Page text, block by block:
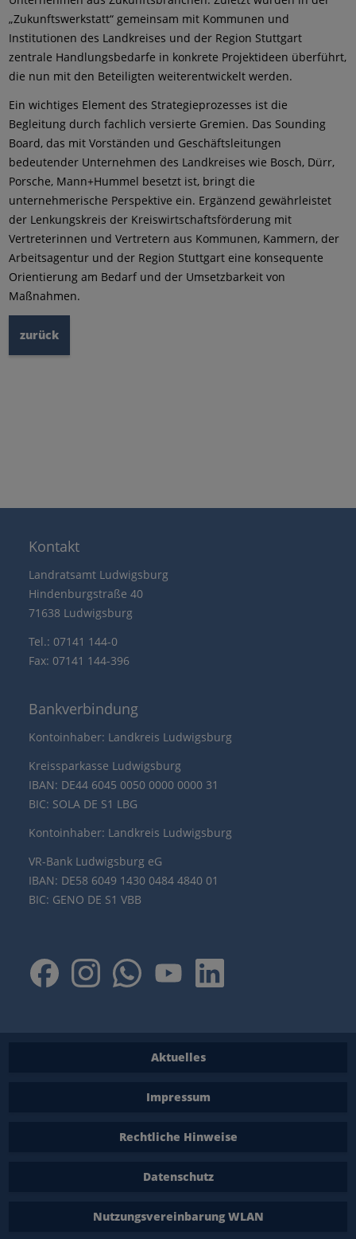
„Zukunftswerkstatt“ gemeinsam mit Kommunen und
Institutionen des Landkreises und der Region Stuttgart
zentrale Handlungsbedarfe in konkrete Projektideen überführt,
die nun mit den Beteiligten weiterentwickelt werden.
Ein wichtiges Element des Strategieprozesses ist die
Begleitung durch fachlich versierte Gremien. Das Sounding
Board, das mit Vorständen und Geschäftsleitungen
bedeutender Unternehmen des Landkreises wie Bosch, Dürr,
Porsche, Mann+Hummel besetzt ist, bringt die
unternehmerische Perspektive ein. Ergänzend gewährleistet
der Lenkungskreis der Kreiswirtschaftsförderung mit
Vertreterinnen und Vertretern aus Kommunen, Kammern, der
Arbeitsagentur und der Region Stuttgart eine konsequente
Orientierung am Bedarf und der Umsetzbarkeit von
Maßnahmen.
zurück
Kontakt
Landratsamt Ludwigsburg
Hindenburgstraße 40
71638 Ludwigsburg
Tel.: 07141 144-0
Fax: 07141 144-396
Bankverbindung
Kontoinhaber: Landkreis Ludwigsburg
Kreissparkasse Ludwigsburg
IBAN: DE44 6045 0050 0000 0000 31
BIC: SOLA DE S1 LBG
Kontoinhaber: Landkreis Ludwigsburg
VR-Bank Ludwigsburg eG
IBAN: DE58 6049 1430 0484 4840 01
BIC: GENO DE S1 VBB
Aktuelles
Impressum
Rechtliche Hinweise
Datenschutz
Nutzungsvereinbarung WLAN